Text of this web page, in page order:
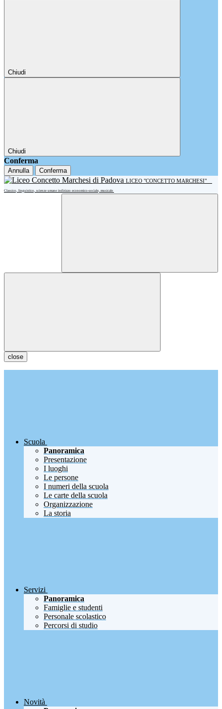
Chiudi
Chiudi
Conferma
Annulla Conferma
LICEO "CONCETTO MARCHESI"
Classico, linguistico, scienze umane indirizzo economico-sociale, musicale
close
Scuola
Panoramica
Presentazione
I luoghi
Le persone
I numeri della scuola
Le carte della scuola
Organizzazione
La storia
Servizi
Panoramica
Famiglie e studenti
Personale scolastico
Percorsi di studio
Novità